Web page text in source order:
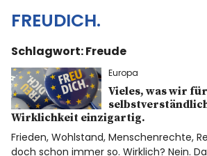
FREUDICH.
Home
Meine Motivation
Mitfreuen & Zeichen setzen
Schlagwort:Freude
Europa
Vieles, was wir für
Wirklichkeit einzigartig.
Frieden, Wohlstand, Menschenrechte,
doch schon immer so. Wirklich? Nein.